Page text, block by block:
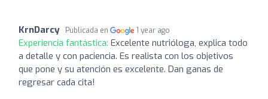
KrnDarcy Publicada en 1 year ago
Experiencia fantástica: Excelente nutrióloga, explica todo
a detalle y con paciencia. Es realista con los objetivos
que pone y su atención es excelente. Dan ganas de
regresar cada cita!